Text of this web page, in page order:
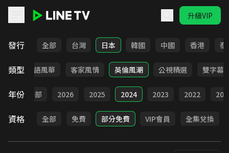
升級VIP
發行 全部 台灣 日本 韓國 中國 香港 泰
類型
俠 台語風華 客家風情 英倫風潮 公視精選 雙字幕
年份 全部 2026 2025 2024 2023 2022
資格 全部 免費 部分免費 VIP會員 全集兌換